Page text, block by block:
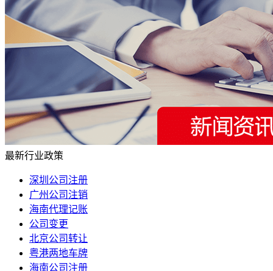
最新行业政策
深圳公司注册
广州公司注销
海南代理记账
公司变更
北京公司转让
粤港两地车牌
海南公司注册